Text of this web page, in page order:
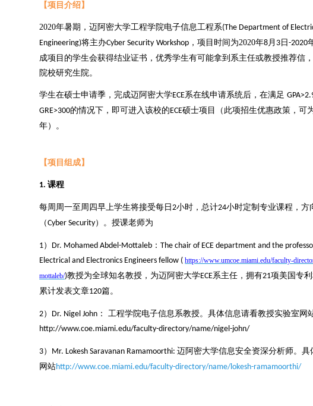
【项目介绍】
2020年暑期 ，迈阿密大学工程学院电子信息工程系(The Department of
Engineering)将主办Cyber Security Workshop ，项目时间为2020年8月 3 日-2020
成项目 的学生会获得结业证书，优秀学生有可能拿到系主任或教授推荐信
院校研究生院。
学生在硕士申请季，完成迈阿密大学ECE系在线申请系统后，在满足
GRE>300的情况下，即可进入该校的ECE硕士项目 （ 此项招生优惠政策，可
年） 。
【项目组成】
1.课程
每周周一至周四早上学生将接受每日2小时，总计24小时定制专业课程，方
（Cyber Security）。授课老师为
1） Dr. Mohamed Abdel-Mottaleb ：The chair of ECE department and the
Electrical and Electronics Engineers fellow (https://www.umcoe.miami.edu/faculty-
mottaleb/)教授为全球知名教授，为迈阿密大学ECE系主任，拥有21项美国专利
累计发表文章120篇。
2） Dr. Nigel John ： 工程学院电子信息系教授。具体信息请看教授实验室网
http://www.coe.miami.edu/faculty-directory/name/nigel-john/
3） Mr. Lokesh Saravanan Ramamoorthi:迈阿密大学信息安全资深分析师。具
网站http://www.coe.miami.edu/faculty-directory/name/lokesh-ramamoorthi/